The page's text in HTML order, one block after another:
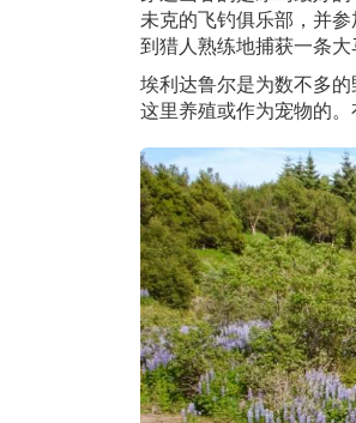
未克的飞钓俱乐部，并
到猎人熟练地捕获一条大
埃利达鲁尔是为数不多
这里养殖或作为宠物的